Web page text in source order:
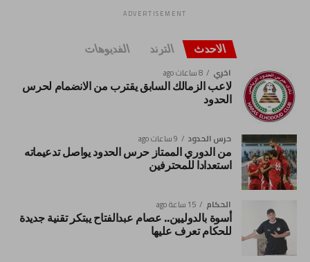
ADVERTISEMENT
الاحدث الترند الفديوهات
اخري 8 ساعات ago
لاعب الزمالك السابق يقترب من الانضمام لحرس
الحدود
حرس الحدود 9 ساعات ago
من الدوري الممتاز حرس الحدود يواصل تدعيماته
استعدادا للمحترفين
الحكام 15 ساعة ago
أسوة بالدوليين.. عصام عبدالفتاح يبتكر تقنية جديدة
للحكام تعرف عليها